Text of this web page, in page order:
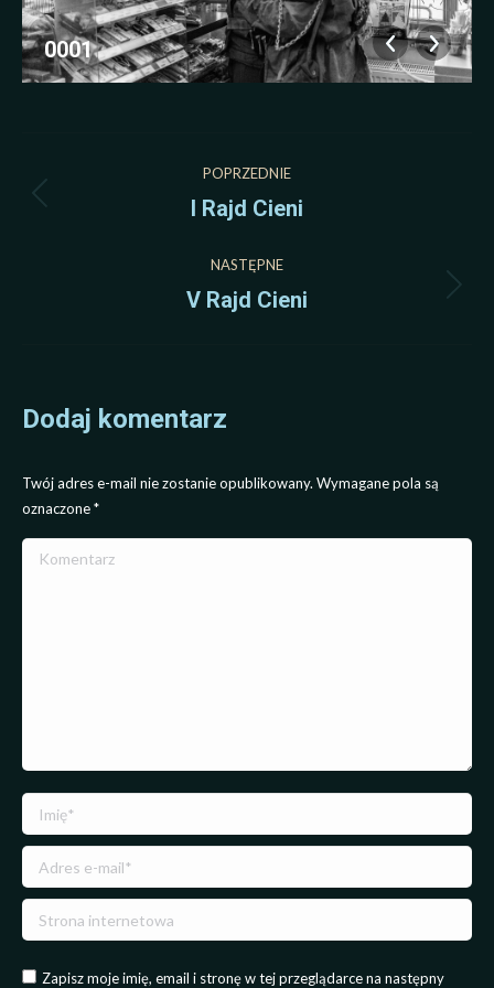
0001
albumu
POPRZEDNIE
Poprzedni
I Rajd Cieni
NASTĘPNE
Następny
V Rajd Cieni
Dodaj komentarz
Twój adres e-mail nie zostanie opublikowany. Wymagane pola są
oznaczone*
Komentarz
Imię *
Adres e-mail *
Strona internetowa
Zapisz moje imię, email i stronę w tej przeglądarce na następny